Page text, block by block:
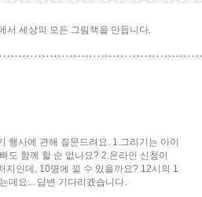
서 세상의 모든 그림책을 만듭니다.
행사에 관해 질문드려요. 1.그리기는 아이
도 함께 할 순 없나요? 2.온라인 신청이
지인데, 10명에 낄 수 있을까요? 12시의 1
데요... 답변 기다리겠습니다.